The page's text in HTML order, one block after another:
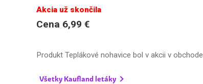
Akcia už skončila
Cena 6,99 €
Produkt Teplákové nohavice bol v akcii v obchode
Všetky Kaufland letáky